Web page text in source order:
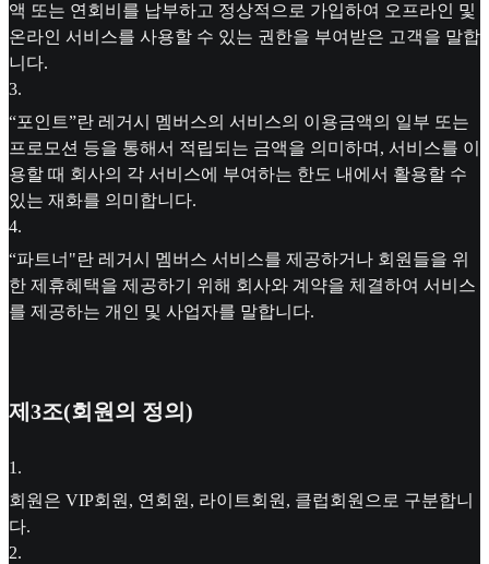
액 또는 연회비를 납부하고 정상적으로 가입하여 오프라인 및
온라인 서비스를 사용할 수 있는 권한을 부여받은 고객을 말합
니다.
3.
“포인트”란 레거시 멤버스의 서비스의 이용금액의 일부 또는
프로모션 등을 통해서 적립되는 금액을 의미하며, 서비스를 이
용할 때 회사의 각 서비스에 부여하는 한도 내에서 활용할 수
있는 재화를 의미합니다.
4.
“파트너"란 레거시 멤버스 서비스를 제공하거나 회원들을 위
한 제휴혜택을 제공하기 위해 회사와 계약을 체결하여 서비스
를 제공하는 개인 및 사업자를 말합니다.
제3조(회원의 정의)
1 .
회원은 VIP회원, 연회원, 라이트회원, 클럽회원으로 구분합니
다.
2.